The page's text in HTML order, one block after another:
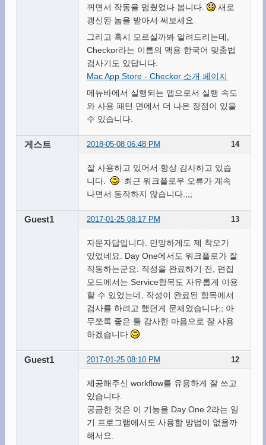
뀌면서 작동을 멈췄었나 봅니다.
새로
갱신된 놈을 받아서 써보세요.
그리고 혹시 모르실까봐 알려드리는데,
Checkor라는 이름의 맥용 한국어 맞춤법
검사기도 있답니다.
Mac App Store - Checkor 소개 페이지
메뉴바에서 실행되는 앱으로서 실행 속도
와 사용 패턴 면에서 더 나은 장점이 있을
수 있습니다.
14
게스트 2018-05-08 06:48 PM
잘 사용하고 있어서 항상 감사하고 있습
니다.
최근 워크플로우 오류가 계속
나면서 동작하지 않습니다.;;;
13
Guest1 2017-01-25 08:17 PM
자문자답입니다. 민망하게도 제 착오가
있었네요. Day One에서도 워크플로가 잘
작동하는군요. 작성을 완료하기 전, 편집
모드에서는 Service항목도 자유롭게 이용
할 수 있었는데, 작성이 완료된 항목에서
검사를 하려고 했던게 문제였습니다;; 아
무쪼록 좋은 툴 감사한 마음으로 잘 사용
하겠습니다
12
Guest1 2017-01-25 08:10 PM
제공해주신 workflow를 유용하게 잘 쓰고
있습니다.
궁금한 것은 이 기능을 Day One 2라는 일
기 프로그램에서도 사용할 방법이 없을까
해서요.